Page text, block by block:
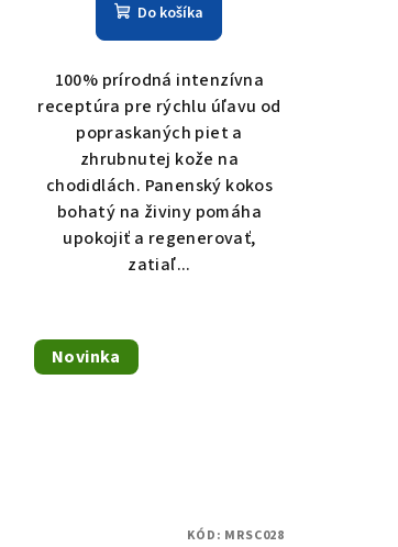
Do košíka
100% prírodná intenzívna
receptúra pre rýchlu úľavu od
popraskaných piet a
zhrubnutej kože na
chodidlách. Panenský kokos
bohatý na živiny pomáha
upokojiť a regenerovať,
zatiaľ...
Novinka
KÓD: MRSC028